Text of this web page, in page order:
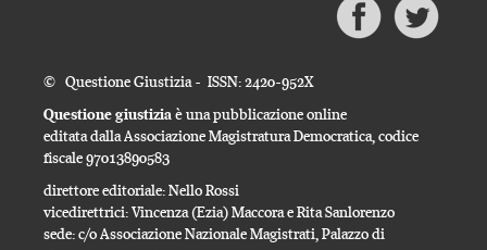
© Questione Giustizia - ISSN: 2420-952X
Questione giustiziaè una pubblicazione online
editata dalla Associazione Magistratura Democratica, codice
fiscale 97013890583
direttore editoriale: Nello Rossi
vicedirettrici: Vincenza (Ezia) Maccora e Rita Sanlorenzo
sede: c/o Associazione Nazionale Magistrati, Palazzo di